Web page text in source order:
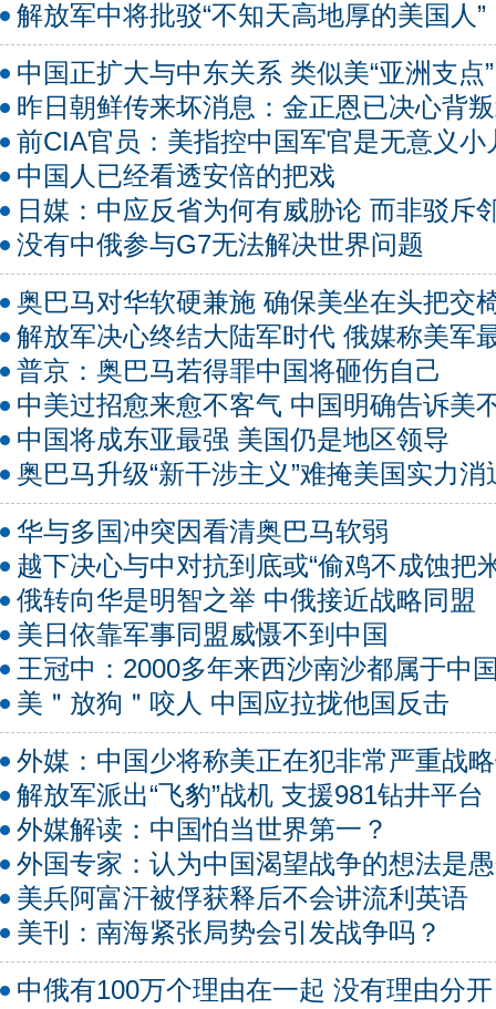
解放军中将批驳“不知天高地厚的美国人”
中国正扩大与中东关系 类似美“亚洲支点”
昨日朝鲜传来坏消息：金正恩已决心背
前CIA官员：美指控中国军官是无意义小
中国人已经看透安倍的把戏
日媒：中应反省为何有威胁论 而非驳斥
没有中俄参与G7无法解决世界问题
奥巴马对华软硬兼施 确保美坐在头把交
解放军决心终结大陆军时代 俄媒称美军
普京：奥巴马若得罪中国将砸伤自己
中美过招愈来愈不客气 中国明确告诉美
中国将成东亚最强 美国仍是地区领导
奥巴马升级“新干涉主义”难掩美国实力消
华与多国冲突因看清奥巴马软弱
越下决心与中对抗到底或“偷鸡不成蚀把
俄转向华是明智之举 中俄接近战略同盟
美日依靠军事同盟威慑不到中国
王冠中：2000多年来西沙南沙都属于中
美＂放狗＂咬人 中国应拉拢他国反击
外媒：中国少将称美正在犯非常严重战
解放军派出“飞豹”战机 支援981钻井平台
外媒解读：中国怕当世界第一？
外国专家：认为中国渴望战争的想法是
美兵阿富汗被俘获释后不会讲流利英语
美刊：南海紧张局势会引发战争吗？
中俄有100万个理由在一起 没有理由分开